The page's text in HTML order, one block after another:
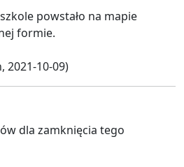
powstało na mapie
formie.
2021-10-09)
dla zamknięcia tego